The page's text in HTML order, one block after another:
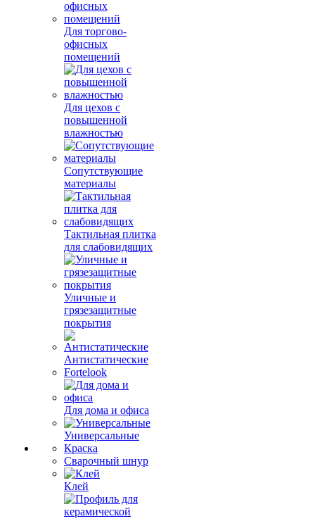
Для торгово-
офисных
помещений
Для цехов с
повышенной
влажностью
Сопутствующие
материалы
Тактильная плитка
для слабовидящих
Уличные и
грязезащитные
покрытия
Антистатические
Fortelook
Для дома и офиса
Универсальные
Краска
Сварочный шнур
Клей